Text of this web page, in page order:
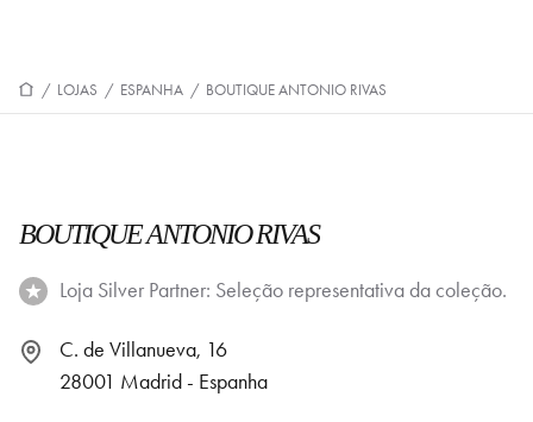
/ LOJAS / ESPANHA / BOUTIQUE ANTONIO RIVAS
BOUTIQUE ANTONIO RIVAS
Loja Silver Partner: Seleção representativa da coleção.
C. de Villanueva, 16
28001 Madrid - Espanha